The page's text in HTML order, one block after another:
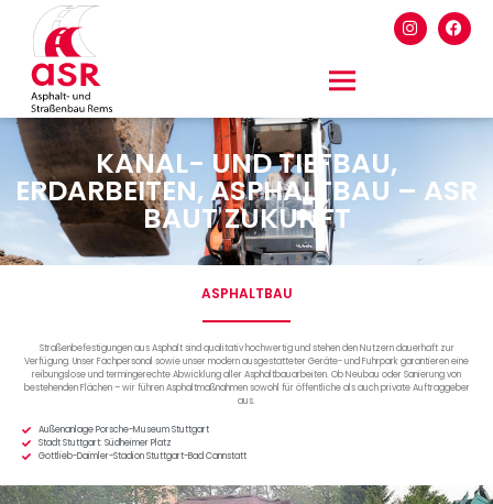
KANAL- UND TIEFBAU,
ERDARBEITEN, ASPHALTBAU – ASR
BAUT ZUKUNFT
ASPHALTBAU
Straßenbefestigungen aus Asphalt sind qualitativ hochwertig und stehen den Nutzern dauerhaft zur
Verfügung. Unser Fachpersonal sowie unser modern ausgestatteter Geräte- und Fuhrpark garantieren eine
reibungslose und termingerechte Abwicklung aller Asphaltbauarbeiten. Ob Neubau oder Sanierung von
bestehenden Flächen – wir führen Asphaltmaßnahmen sowohl für öffentliche als auch private Auftraggeber
aus.
Außenanlage Porsche-Museum Stuttgart
Stadt Stuttgart: Südheimer Platz
Gottlieb-Daimler-Stadion Stuttgart-Bad Cannstatt